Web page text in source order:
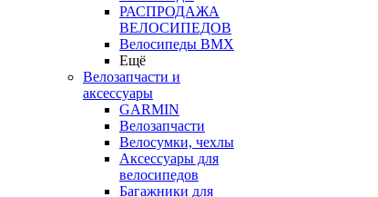
РАСПРОДАЖА
ВЕЛОСИПЕДОВ
Велосипеды BMX
Ещё
Велозапчасти и
аксессуары
GARMIN
Велозапчасти
Велосумки, чехлы
Аксессуары для
велосипедов
Багажники для